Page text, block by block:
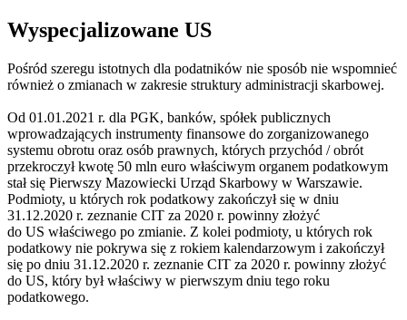
Wyspecjalizowane US
Pośród szeregu istotnych dla podatników nie sposób nie wspomnieć
również o zmianach w zakresie struktury administracji skarbowej.
Od 01.01.2021 r. dla PGK, banków, spółek publicznych
wprowadzających instrumenty finansowe do zorganizowanego
systemu obrotu oraz osób prawnych, których przychód / obrót
przekroczył kwotę 50 mln euro właściwym organem podatkowym
stał się Pierwszy Mazowiecki Urząd Skarbowy w Warszawie.
Podmioty, u których rok podatkowy zakończył się w dniu
31.12.2020 r. zeznanie CIT za 2020 r. powinny złożyć
do US właściwego po zmianie. Z kolei podmioty, u których rok
podatkowy nie pokrywa się z rokiem kalendarzowym i zakończył
się po dniu 31.12.2020 r. zeznanie CIT za 2020 r. powinny złożyć
do US, który był właściwy w pierwszym dniu tego roku
podatkowego.